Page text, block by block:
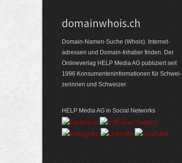
domainwhois.ch
Domain-Namen-Suche (Whois). Internet­
adressen und Domain-Inhaber finden. Der
Online­verlag HELP Media AG publiziert seit
1996 Konsumenten­informationen für Schwei­
zerinnen und Schweizer.
HELP Media AG in Social Networks